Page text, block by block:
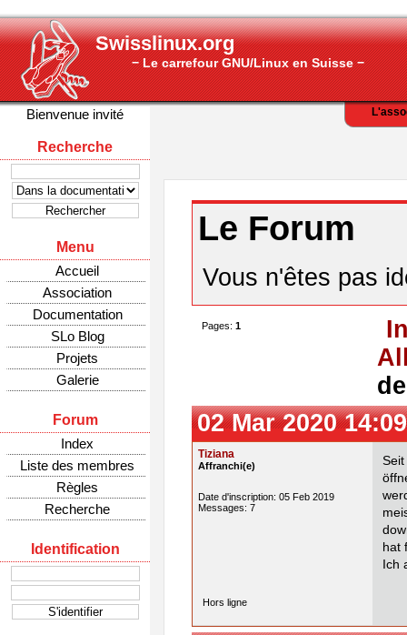
Swisslinux.org
− Le carrefour GNU/Linux en Suisse −
Bienvenue invité
Recherche
Menu
Accueil
Association
Documentation
SLo Blog
Projets
Galerie
Forum
Index
Liste des membres
Règles
Recherche
Identification
Le Forum
Vous n'êtes pas
Pages: 1
02 Mar 2020
Tiziana
Affranchi(e)
Date d'inscription: 05 Feb 2019
Messages: 7
hat
Ich
Hors ligne